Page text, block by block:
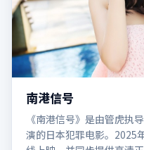
南港信号
《南港信号》是由管虎执
演的日本犯罪电影。2025